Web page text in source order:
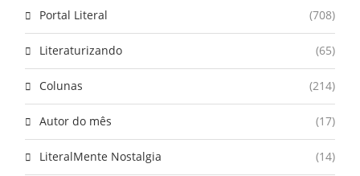
Portal Literal (708)
Literaturizando (65)
Colunas (214)
Autor do mês (17)
LiteralMente Nostalgia (14)